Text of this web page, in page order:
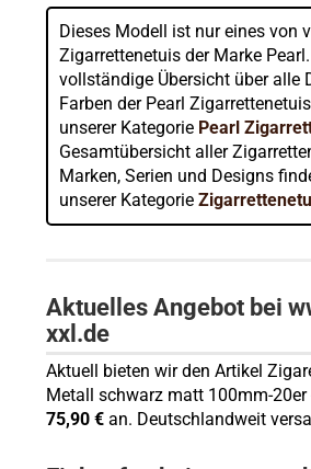
Dieses Modell ist nur eines von
Zigarrettenetuis der Marke
vollständige Übersicht über alle
Farben der Pearl
unserer Kategorie Pearl
Gesamtübersicht aller
Marken, Serien und Designs
unserer Kategorie
Aktuelles Angebot bei
xxl.de
Aktuell bieten wir den Artikel
Metall schwarz matt 100mm-20er
75,90 €an. Deutschlandweit